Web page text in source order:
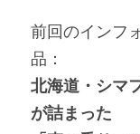
帽子
前回のインフ
品：
北海道・シマ
が詰まった